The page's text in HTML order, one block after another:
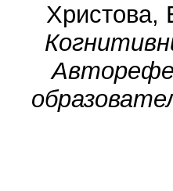
Христова,